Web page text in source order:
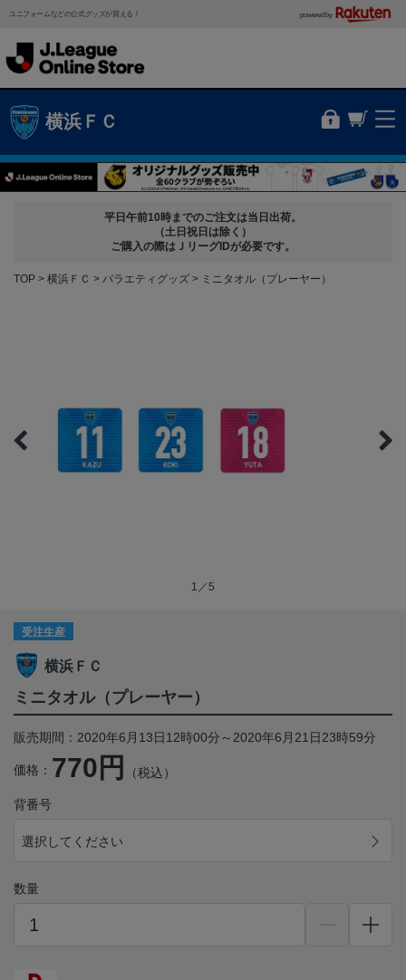
ユニフォームなどの公式グッズが買える！ powered by
横浜ＦＣ
平日午前10時までのご注文は当日出荷。
（土日祝日は除く）
ご購入の際はＪリーグIDが必要です。
TOP 横浜ＦＣ バラエティグッズ ミニタオル（プレーヤー）
1／5
受注生産
横浜ＦＣ
ミニタオル（プレーヤー）
販売期間：2020年6月13日12時00分～2020年6月21日23時59分
価格： 770円 （税込）
背番号
選択してください
数量